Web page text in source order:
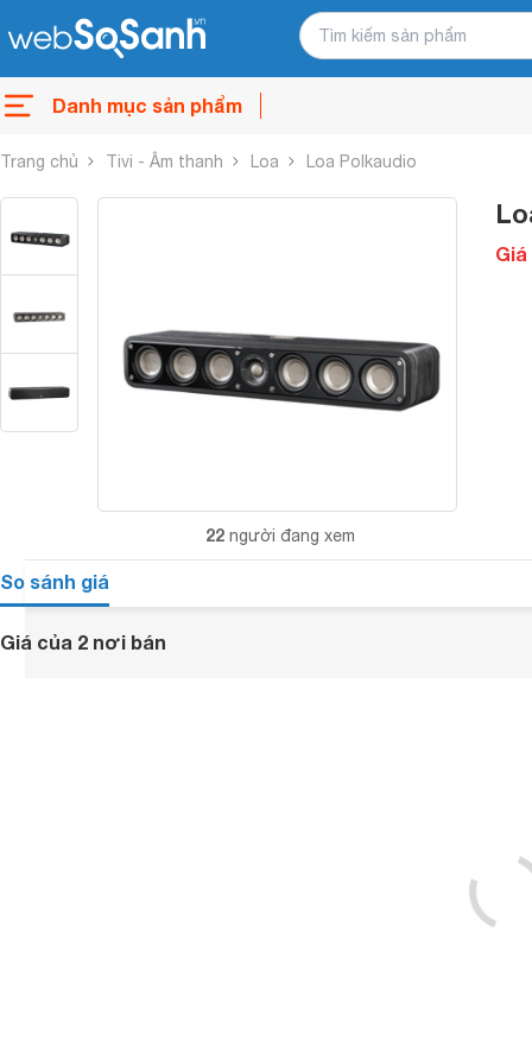
Danh mục sản phẩm
Trang chủ Tivi - Âm thanh Loa Loa Polkaudio
22 người đang xem
Giá
So sánh giá
Giá của 2 nơi bán